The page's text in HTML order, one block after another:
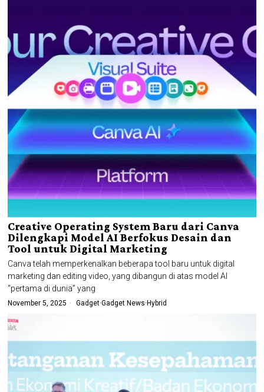
Creative Operating System Baru dari Canva
Dilengkapi Model AI Berfokus Desain dan
Tool untuk Digital Marketing
Canva telah memperkenalkan beberapa tool baru untuk digital
marketing dan editing video, yang dibangun di atas model AI
“pertama di dunia” yang
November 5, 2025 Gadget·Gadget News·Hybrid